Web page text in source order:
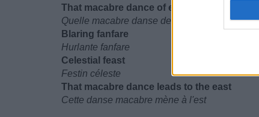
That macabre dance of euphoric figures
Quelle macabre danse de figures euphoriques
Blaring fanfare
Hurlante fanfare
Celestial feast
Festin céleste
That macabre dance leads to the east
Cette danse macabre mène à l'est